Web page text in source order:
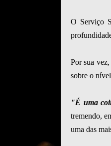
O Serviço
Por sua
sobre o
"É uma
tremendo,
uma das